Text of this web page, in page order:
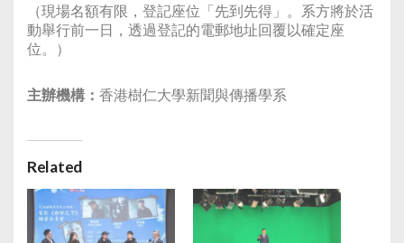
（現場名額有限，登記座位「先到先得」。系方將於活
動舉行前一日，透過登記的電郵地址回覆以確定座
位。）
主辦機構： 香港樹仁大學新聞與傳播學系
Related